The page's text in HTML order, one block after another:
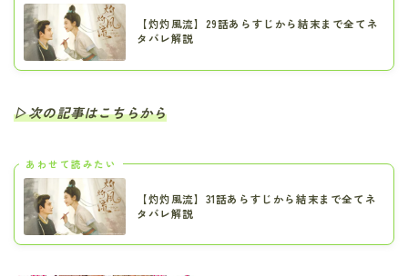
【灼灼風流】29話あらすじから結末まで全てネ
タバレ解説
▷次の記事はこちらから
あわせて読みたい
【灼灼風流】31話あらすじから結末まで全てネ
タバレ解説